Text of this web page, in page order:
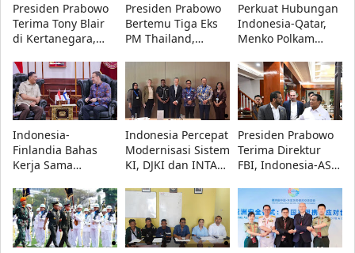
Presiden Prabowo
Terima Tony Blair
di Kertanegara,
Global
Presiden Prabowo
Bertemu Tiga Eks
PM Thailand,
Ekonomi Indonesia
Perkuat Hubungan
Indonesia-Qatar,
Menko Polkam
Belasungkawa
Presiden Prabowo
di Doha
Indonesia-
Finlandia Bahas
Kerja Sama
C4ISR hingga
Keamanan Siber
Indonesia Percepat
Modernisasi Sistem
KI, DJKI dan INTA
Penegakan Hukum
Presiden Prabowo
Terima Direktur
FBI, Indonesia-AS
Repatriasi Artefak
Budaya